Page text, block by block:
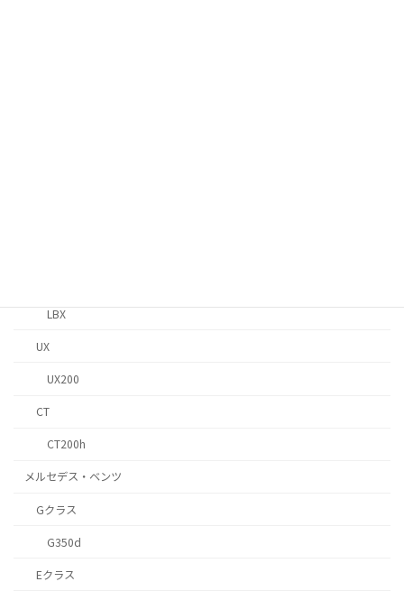
LBX
UX
UX200
CT
CT200h
メルセデス・ベンツ
Gクラス
G350d
Eクラス